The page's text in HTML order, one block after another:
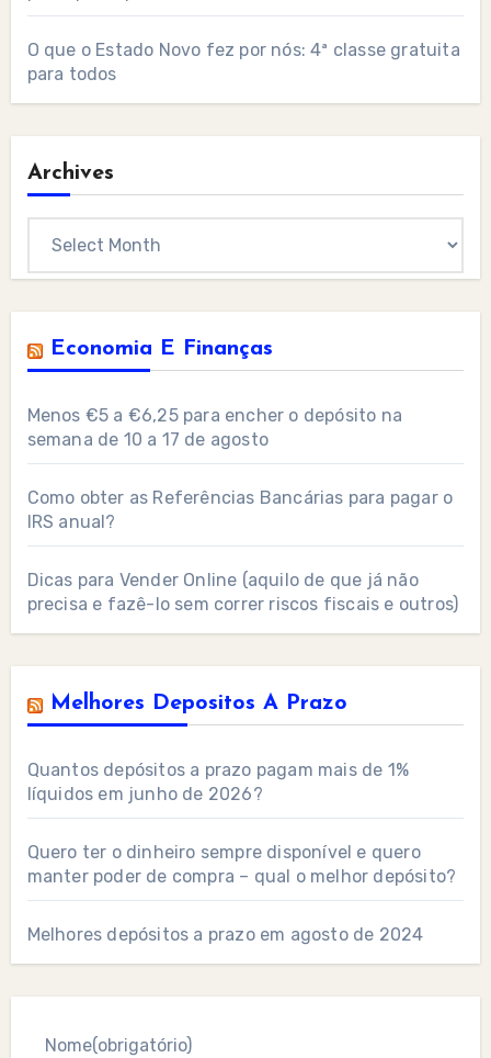
O que o Estado Novo fez por nós: 4ª classe gratuita
para todos
Archives
Economia E Finanças
Menos €5 a €6,25 para encher o depósito na
semana de 10 a 17 de agosto
Como obter as Referências Bancárias para pagar o
IRS anual?
Dicas para Vender Online (aquilo de que já não
precisa e fazê-lo sem correr riscos fiscais e outros)
Melhores Depositos A Prazo
Quantos depósitos a prazo pagam mais de 1%
líquidos em junho de 2026?
Quero ter o dinheiro sempre disponível e quero
manter poder de compra – qual o melhor depósito?
Melhores depósitos a prazo em agosto de 2024
Nome(obrigatório)